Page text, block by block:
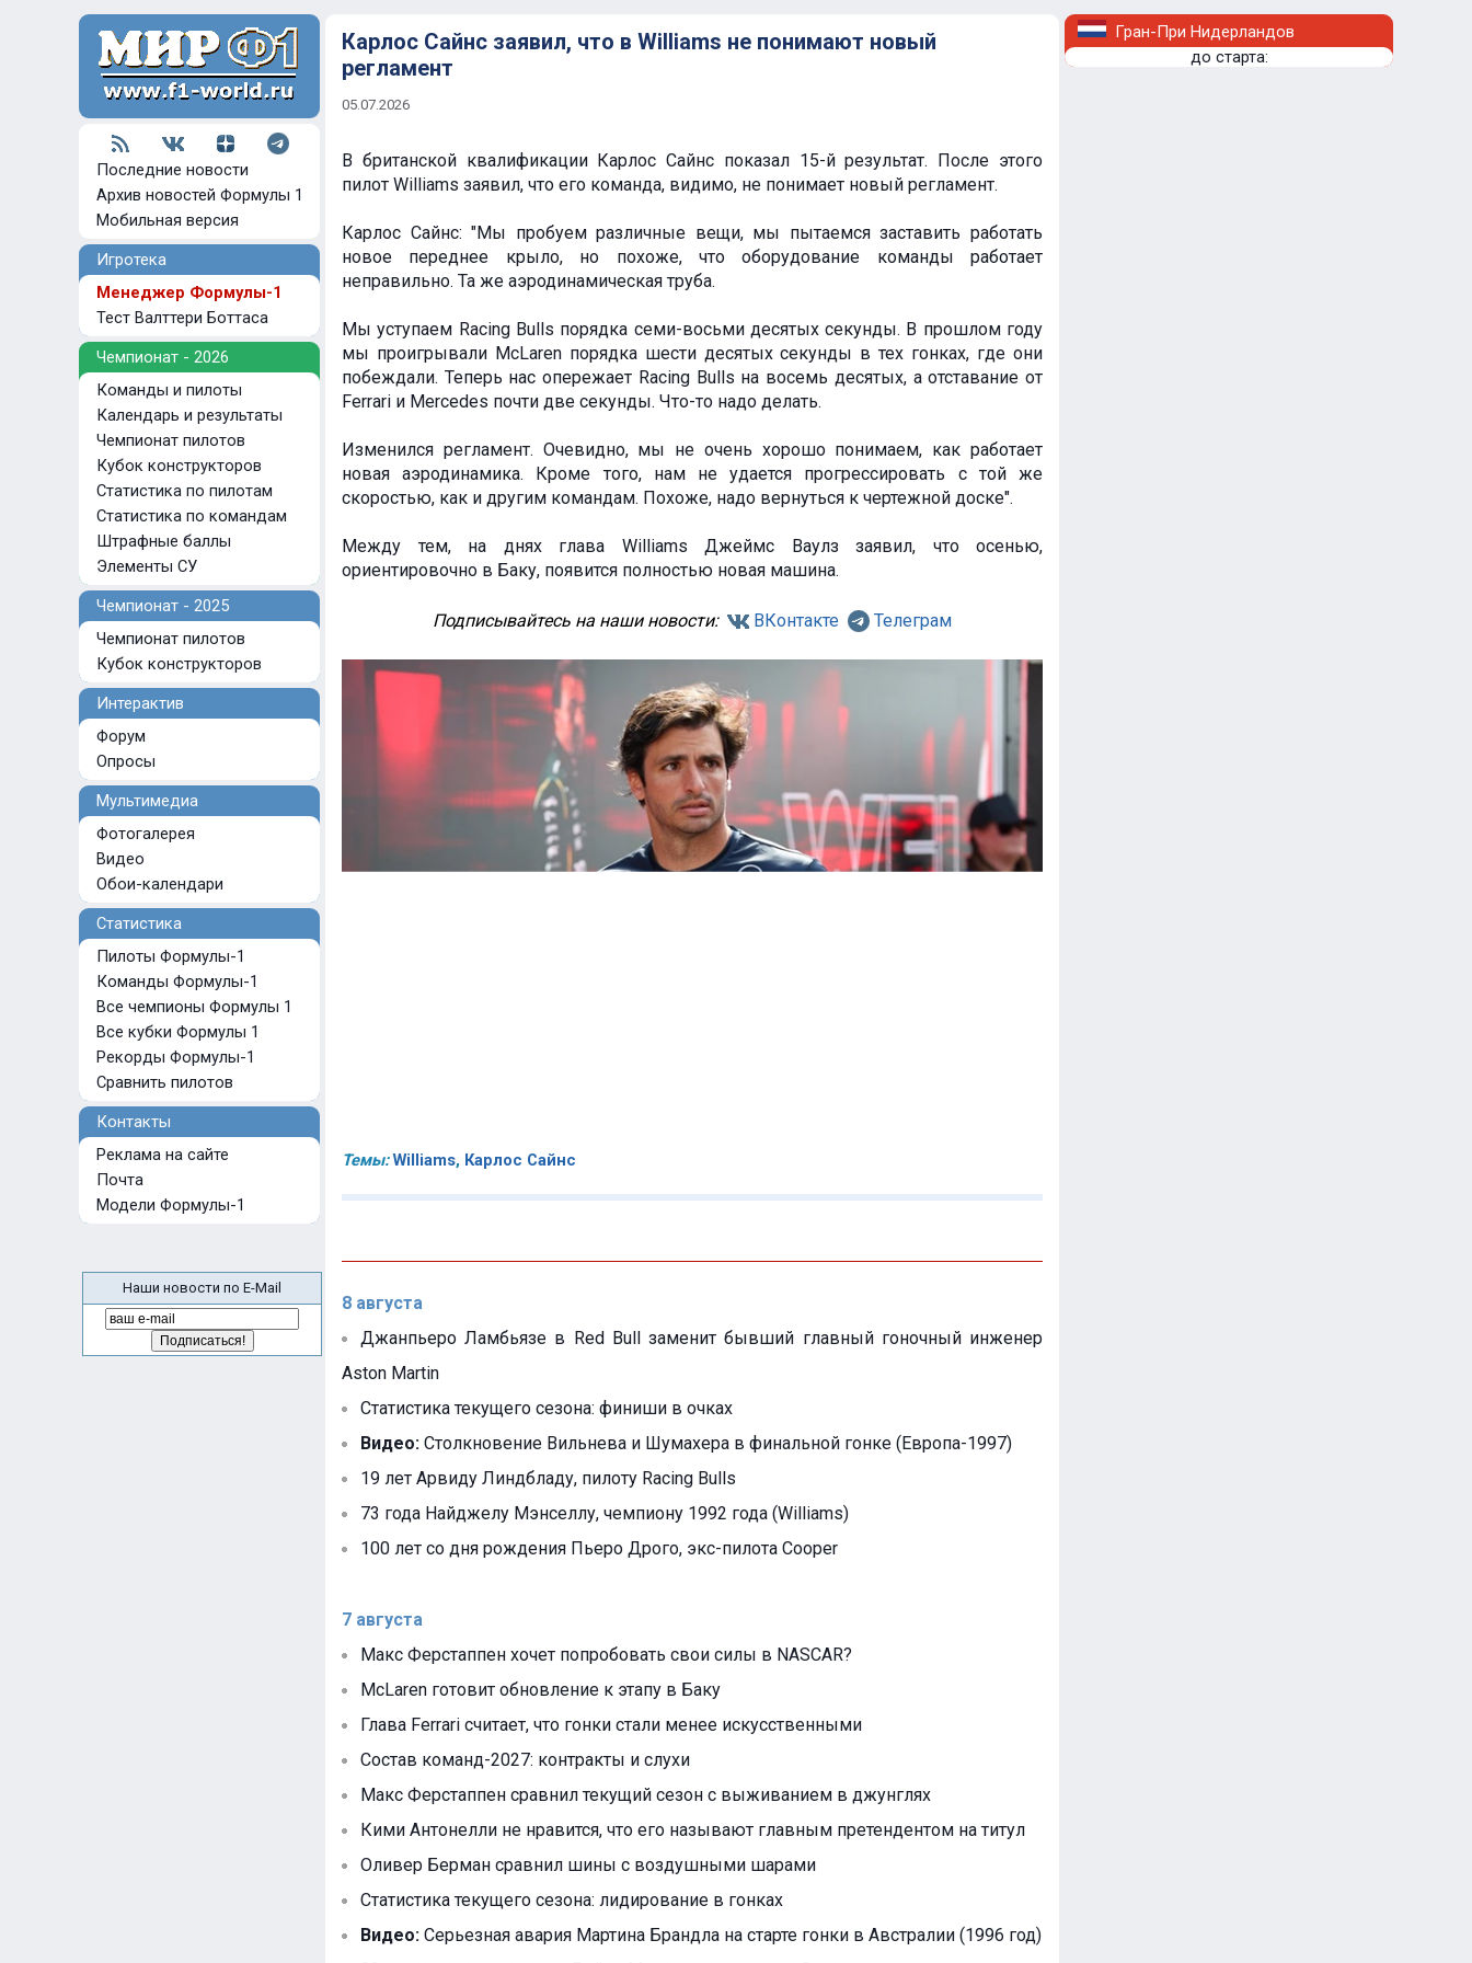
Последние новости
Архив новостей Формулы 1
Мобильная версия
Игротека
Менеджер Формулы-1
Тест Валттери Боттаса
Чемпионат - 2026
Команды и пилоты
Календарь и результаты
Чемпионат пилотов
Кубок конструкторов
Статистика по пилотам
Статистика по командам
Штрафные баллы
Элементы СУ
Чемпионат - 2025
Чемпионат пилотов
Кубок конструкторов
Интерактив
Форум
Опросы
Мультимедиа
Фотогалерея
Видео
Обои-календари
Статистика
Пилоты Формулы-1
Команды Формулы-1
Все чемпионы Формулы 1
Все кубки Формулы 1
Рекорды Формулы-1
Сравнить пилотов
Контакты
Реклама на сайте
Почта
Модели Формулы-1
Наши новости по E-Mail
Карлос Сайнс заявил, что в Williams не понимают новый
регламент
05.07.2026
В британской квалификации Карлос Сайнс показал 15-й результат. После этого
пилот Williams заявил, что его команда, видимо, не понимает новый регламент.
Карлос Сайнс: "Мы пробуем различные вещи, мы пытаемся заставить работать
новое переднее крыло, но похоже, что оборудование команды работает
неправильно. Та же аэродинамическая труба.
Мы уступаем Racing Bulls порядка семи-восьми десятых секунды. В прошлом году
мы проигрывали McLaren порядка шести десятых секунды в тех гонках, где они
побеждали. Теперь нас опережает Racing Bulls на восемь десятых, а отставание от
Ferrari и Mercedes почти две секунды. Что-то надо делать.
Изменился регламент. Очевидно, мы не очень хорошо понимаем, как работает
новая аэродинамика. Кроме того, нам не удается прогрессировать с той же
скоростью, как и другим командам. Похоже, надо вернуться к чертежной доске".
Между тем, на днях глава Williams Джеймс Ваулз заявил, что осенью,
ориентировочно в Баку, появится полностью новая машина.
Подписывайтесь на наши новости: ВКонтакте Телеграм
Темы: Williams, Карлос Сайнс
8 августа
Джанпьеро Ламбьязе в Red Bull заменит бывший главный гоночный инженер
Aston Martin
Статистика текущего сезона: финиши в очках
Видео: Столкновение Вильнева и Шумахера в финальной гонке (Европа-1997)
19 лет Арвиду Линдбладу, пилоту Racing Bulls
73 года Найджелу Мэнселлу, чемпиону 1992 года (Williams)
100 лет со дня рождения Пьеро Дрого, экс-пилота Cooper
7 августа
Макс Ферстаппен хочет попробовать свои силы в NASCAR?
McLaren готовит обновление к этапу в Баку
Глава Ferrari считает, что гонки стали менее искусственными
Состав команд-2027: контракты и слухи
Макс Ферстаппен сравнил текущий сезон с выживанием в джунглях
Кими Антонелли не нравится, что его называют главным претендентом на титул
Оливер Берман сравнил шины с воздушными шарами
Статистика текущего сезона: лидирование в гонках
Видео: Серьезная авария Мартина Брандла на старте гонки в Австралии (1996 год)
Гран-При Нидерландов
до старта: